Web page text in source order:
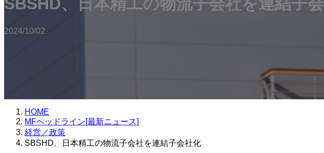
SBSHD、日本精工の物流子会社を連結子
2024/10/02
HOME
MFヘッドライン[最新ニュース]
経営／政策
SBSHD、日本精工の物流子会社を連結子会社化